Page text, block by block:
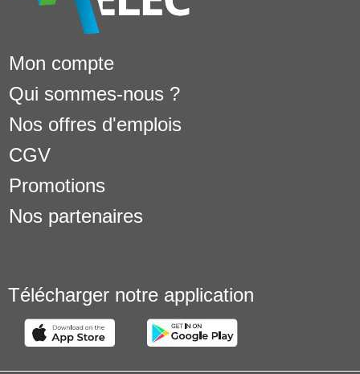
Mon compte
Qui sommes-nous ?
Nos offres d'emplois
CGV
Promotions
Nos partenaires
Télécharger notre application